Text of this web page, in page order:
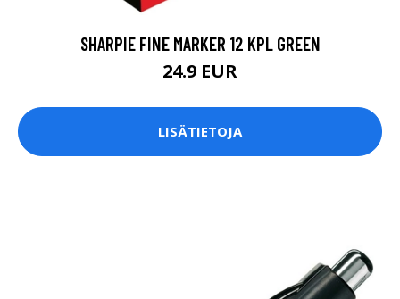
SHARPIE FINE MARKER 12 KPL GREEN
24.9 EUR
LISÄTIETOJA